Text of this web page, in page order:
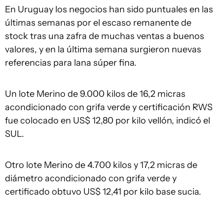
En Uruguay los negocios han sido puntuales en las
últimas semanas por el escaso remanente de
stock tras una zafra de muchas ventas a buenos
valores, y en la última semana surgieron nuevas
referencias para lana súper fina.
Un lote Merino de 9.000 kilos de 16,2 micras
acondicionado con grifa verde y certificación RWS
fue colocado en US$ 12,80 por kilo vellón, indicó el
SUL.
Otro lote Merino de 4.700 kilos y 17,2 micras de
diámetro acondicionado con grifa verde y
certificado obtuvo US$ 12,41 por kilo base sucia.